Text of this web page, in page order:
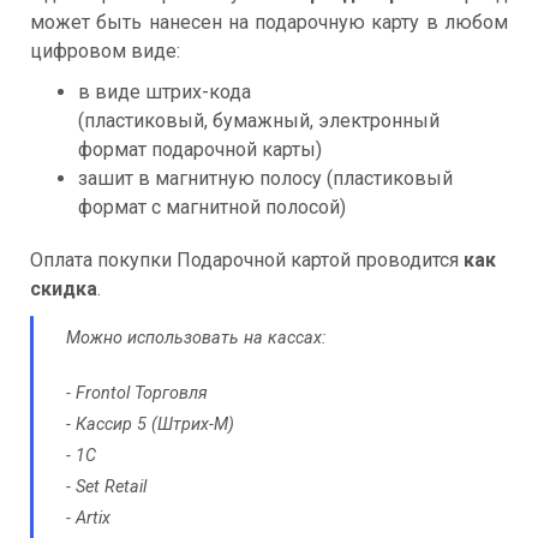
может быть нанесен на подарочную карту в любом
цифровом виде:
в виде штрих-кода
(пластиковый, бумажный, электронный
формат подарочной карты)
зашит в магнитную полосу (пластиковый
формат с магнитной полосой)
Оплата покупки Подарочной картой проводится как
скидка.
Можно использовать на кассах:
- Frontol Торговля
- Кассир 5 (Штрих-М)
- 1С
- Set Retail
- Artix